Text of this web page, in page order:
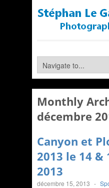
Monthly
décembre
Canyon et
2013 le 14 &
2013
décembre 15, 2013 -